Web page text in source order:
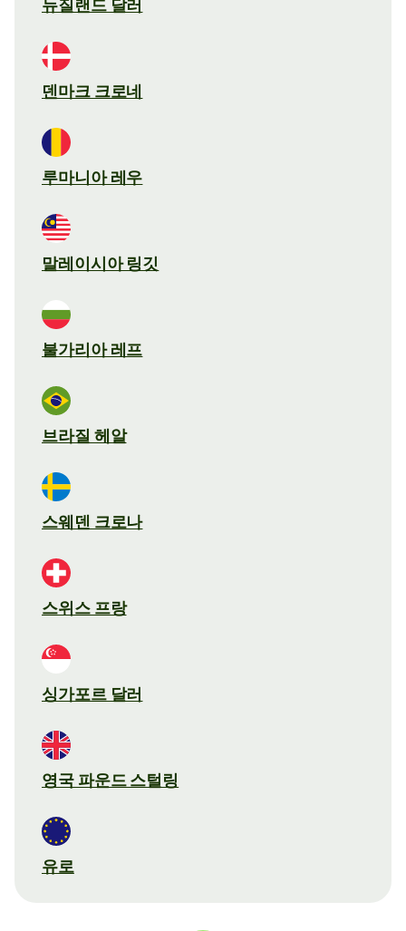
뉴질랜드 달러
덴마크 크로네
루마니아 레우
말레이시아 링깃
불가리아 레프
브라질 헤알
스웨덴 크로나
스위스 프랑
싱가포르 달러
영국 파운드 스털링
유로